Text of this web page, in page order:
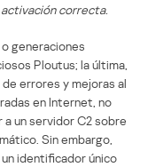
correcta.
generaciones
Ploutus; la última,
errores y mejoras al
en Internet, no
a un servidor C2 sobre
Sin embargo,
identificador único